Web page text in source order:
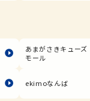
あまがさきキューズ
モール
ekimoなんば